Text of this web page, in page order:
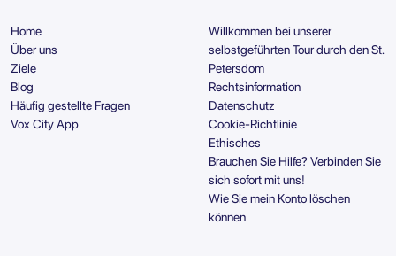
Home
Über uns
Ziele
Blog
Häufig gestellte Fragen
Vox City App
Willkommen bei unserer
selbstgeführten Tour durch den St.
Petersdom
Rechtsinformation
Datenschutz
Cookie-Richtlinie
Ethisches
Brauchen Sie Hilfe? Verbinden Sie
sich sofort mit uns!
Wie Sie mein Konto löschen
können